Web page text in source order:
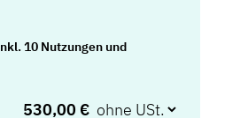
10 Nutzungen und
530,00 €